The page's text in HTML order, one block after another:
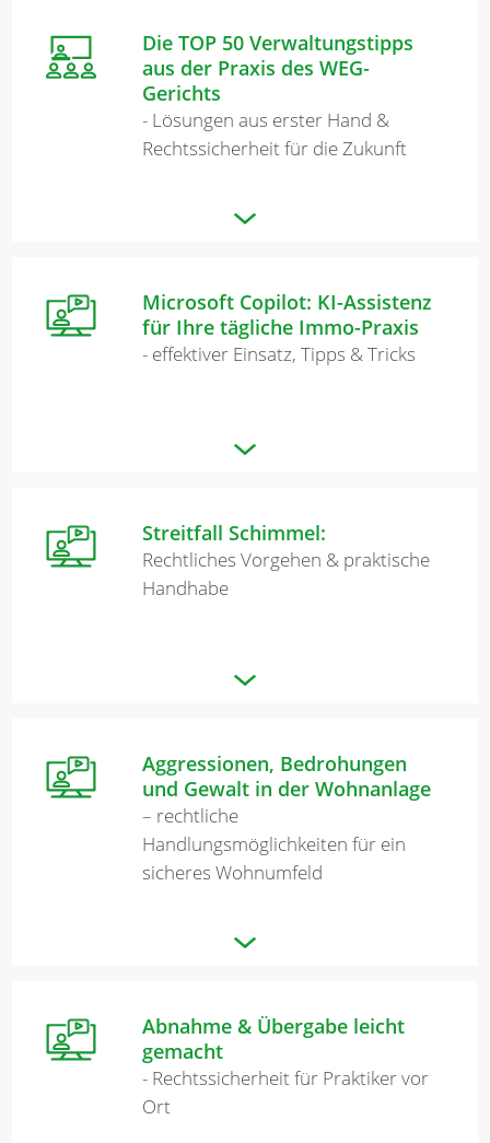
Die TOP 50 Verwaltungstipps
aus der Praxis des WEG-
Gerichts
- Lösungen aus erster Hand &
Rechtssicherheit für die Zukunft
Microsoft Copilot: KI-Assistenz
für Ihre tägliche Immo-Praxis
- effektiver Einsatz, Tipps & Tricks
Streitfall Schimmel:
Rechtliches Vorgehen & praktische
Handhabe
Aggressionen, Bedrohungen
und Gewalt in der Wohnanlage
– rechtliche
Handlungsmöglichkeiten für ein
sicheres Wohnumfeld
Abnahme & Übergabe leicht
gemacht
- Rechtssicherheit für Praktiker vor
Ort